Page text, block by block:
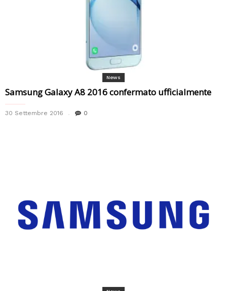
News
Samsung Galaxy A8 2016 confermato ufficialmente
30 Settembre 2016 0